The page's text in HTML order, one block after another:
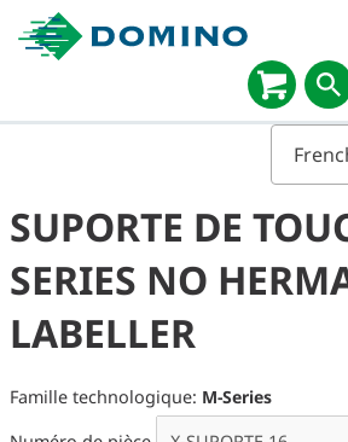
Select
language
SUPORTE DE
SERIES NO
LABELLER
Famille technologique: M-Series